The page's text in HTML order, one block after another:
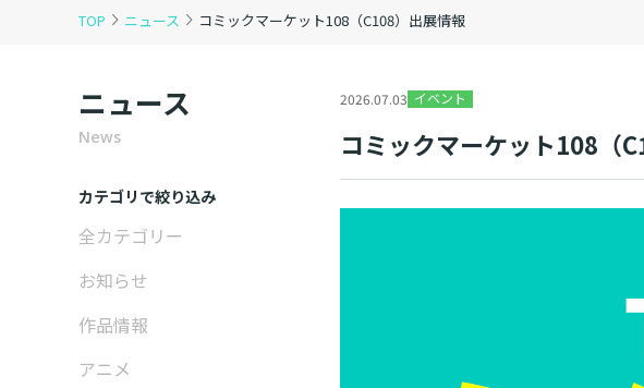
TOP ニュース コミックマーケット108（C108）出展情報
ニュース
News
カテゴリで絞り込み
全カテゴリー
お知らせ
作品情報
アニメ
2026.07.03 イベント
コミックマーケット108（